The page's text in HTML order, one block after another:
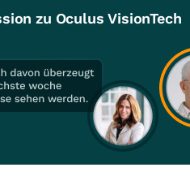
zu Oculus VisionTech